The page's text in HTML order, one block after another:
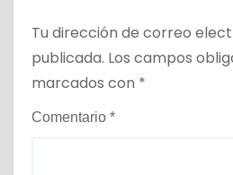
Tu dirección de correo
publicada. Los campos
marcados con *
Comentario *